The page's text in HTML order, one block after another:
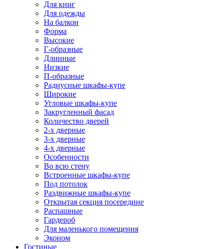
Для книг
Для одежды
На балкон
Форма
Высокие
Г-образные
Длинные
Низкие
П-образные
Радиусные шкафы-купе
Широкие
Угловые шкафы-купе
Закругленный фасад
Количество дверей
2-х дверные
3-х дверные
4-х дверные
Особенности
Во всю стену
Встроенные шкафы-купе
Под потолок
Раздвижные шкафы-купе
Открытая секция посередине
Распашные
Гардероб
Для маленького помещения
Эконом
Гостиные